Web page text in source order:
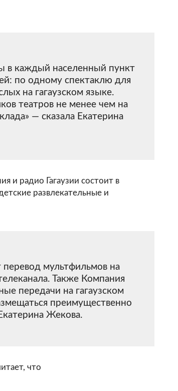
в каждый населенный пункт
по одному спектаклю для
на гагаузском языке.
театров не менее чем на
— сказала Екатерина
и радио Гагаузии состоит в
развлекательные и
перевод мультфильмов на
Также Компания
передачи на гагаузском
преимущественно
Жекова.
что